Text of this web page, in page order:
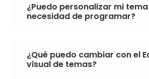
¿Puedo personalizar mi
necesidad de programar?
¿Qué puedo cambiar con el
visual de temas?